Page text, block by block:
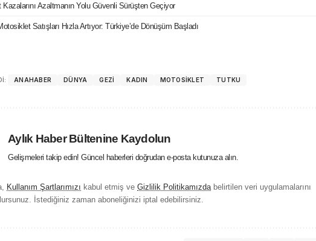
Kazalarını Azaltmanın Yolu Güvenli Sürüşten Geçiyor
Satışları Hızla Artıyor: Türkiye’de Dönüşüm Başladı
ANAHABER DÜNYA GEZI KADIN MOTOSIKLET TUTKU
Aylık Haber Bültenine Kaydolun
Gelişmeleri takip edin! Güncel haberleri doğrudan e-posta kutunuza alın.
Kullanım Şartlarımızı kabul etmiş ve Gizlilik Politikamızda belirtilen veri uygulamalarını
İstediğiniz zaman aboneliğinizi iptal edebilirsiniz.